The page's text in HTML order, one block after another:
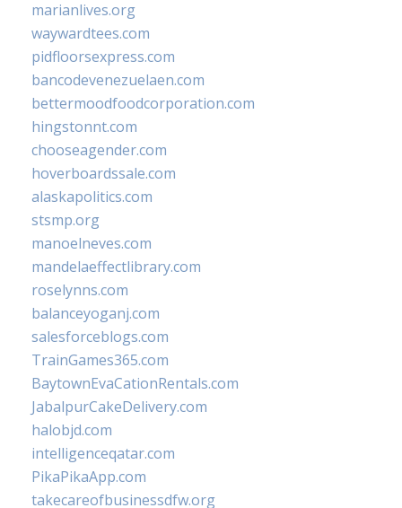
marianlives.org
waywardtees.com
pidfloorsexpress.com
bancodevenezuelaen.com
bettermoodfoodcorporation.com
hingstonnt.com
chooseagender.com
hoverboardssale.com
alaskapolitics.com
stsmp.org
manoelneves.com
mandelaeffectlibrary.com
roselynns.com
balanceyoganj.com
salesforceblogs.com
TrainGames365.com
BaytownEvaCationRentals.com
JabalpurCakeDelivery.com
halobjd.com
intelligenceqatar.com
PikaPikaApp.com
takecareofbusinessdfw.org